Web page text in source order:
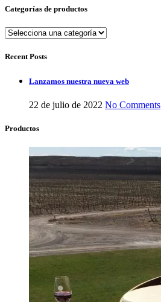
Categorías de productos
Recent Posts
Lanzamos nuestra nueva web
22 de julio de 2022 No Comments
Productos